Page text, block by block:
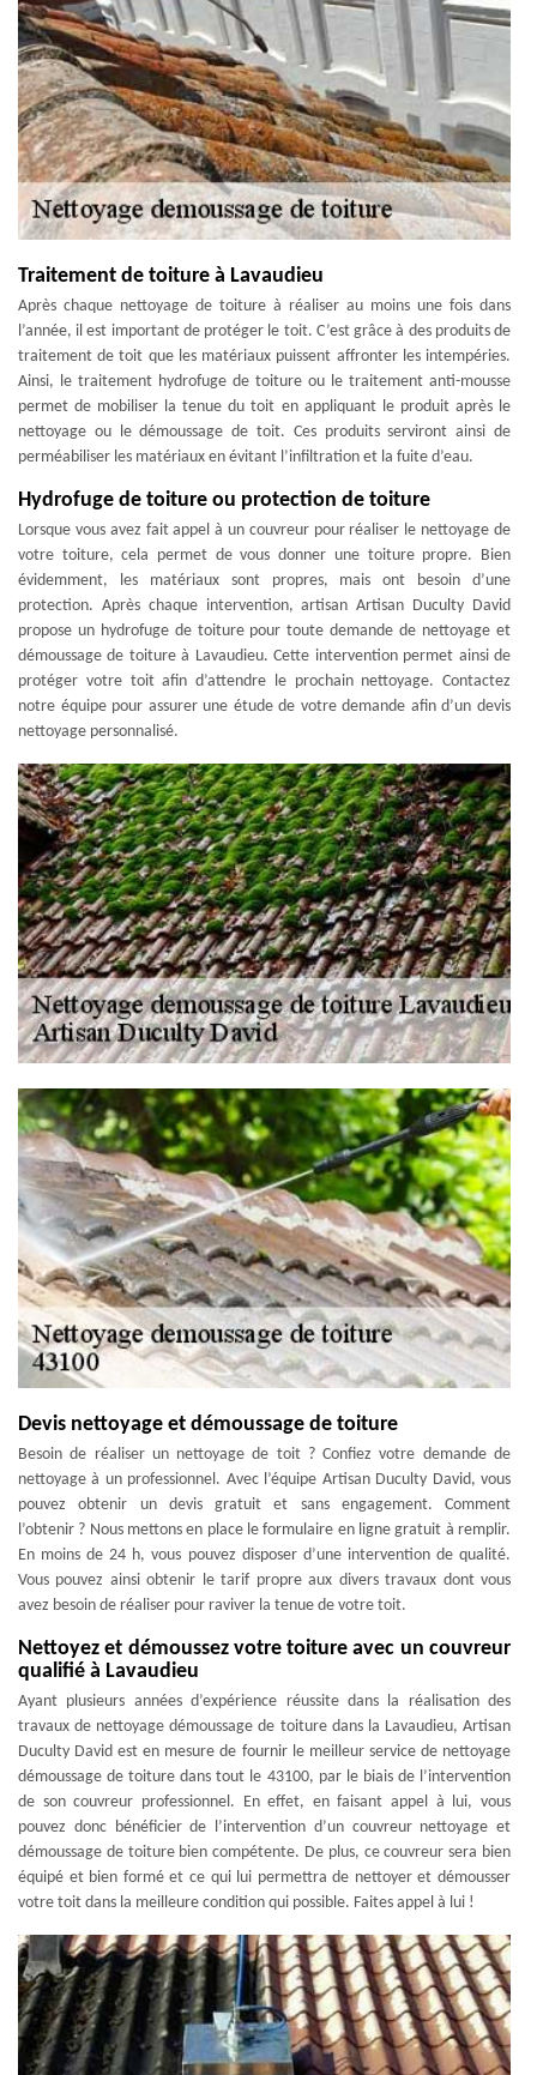
Traitement de toiture à Lavaudieu
Après chaque nettoyage de toiture à réaliser au moins une fois dans
l’année, il est important de protéger le toit. C’est grâce à des produits de
traitement de toit que les matériaux puissent affronter les intempéries.
Ainsi, le traitement hydrofuge de toiture ou le traitement anti-mousse
permet de mobiliser la tenue du toit en appliquant le produit après le
nettoyage ou le démoussage de toit. Ces produits serviront ainsi de
perméabiliser les matériaux en évitant l’infiltration et la fuite d’eau.
Hydrofuge de toiture ou protection de toiture
Lorsque vous avez fait appel à un couvreur pour réaliser le nettoyage de
votre toiture, cela permet de vous donner une toiture propre. Bien
évidemment, les matériaux sont propres, mais ont besoin d’une
protection. Après chaque intervention, artisan Artisan Duculty David
propose un hydrofuge de toiture pour toute demande de nettoyage et
démoussage de toiture à Lavaudieu. Cette intervention permet ainsi de
protéger votre toit afin d’attendre le prochain nettoyage. Contactez
notre équipe pour assurer une étude de votre demande afin d’un devis
nettoyage personnalisé.
Devis nettoyage et démoussage de toiture
Besoin de réaliser un nettoyage de toit ? Confiez votre demande de
nettoyage à un professionnel. Avec l’équipe Artisan Duculty David, vous
pouvez obtenir un devis gratuit et sans engagement. Comment
l’obtenir ? Nous mettons en place le formulaire en ligne gratuit à remplir.
En moins de 24 h, vous pouvez disposer d’une intervention de qualité.
Vous pouvez ainsi obtenir le tarif propre aux divers travaux dont vous
avez besoin de réaliser pour raviver la tenue de votre toit.
Nettoyez et démoussez votre toiture avec un couvreur
qualifié à Lavaudieu
Ayant plusieurs années d’expérience réussite dans la réalisation des
travaux de nettoyage démoussage de toiture dans la Lavaudieu, Artisan
Duculty David est en mesure de fournir le meilleur service de nettoyage
démoussage de toiture dans tout le 43100, par le biais de l’intervention
de son couvreur professionnel. En effet, en faisant appel à lui, vous
pouvez donc bénéficier de l’intervention d’un couvreur nettoyage et
démoussage de toiture bien compétente. De plus, ce couvreur sera bien
équipé et bien formé et ce qui lui permettra de nettoyer et démousser
votre toit dans la meilleure condition qui possible. Faites appel à lui !